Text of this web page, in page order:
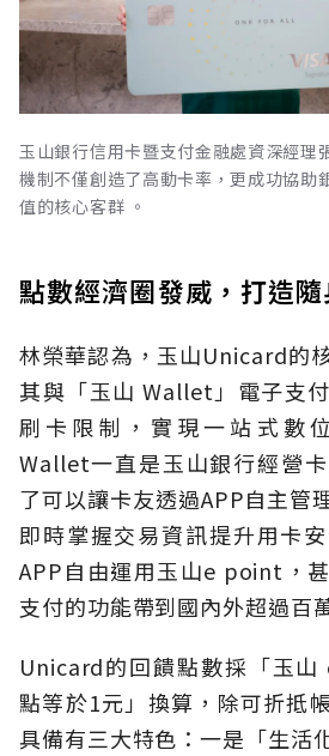
玉山銀行信用卡暨支付金融處資深經理
機制不僅創造了高動卡率，更成功協助
值的核心客群 。
點數經濟圈發威，打造
林榮華認為，玉山Unicard的
其與「玉山 Wallet」電子支
刷卡限制，實現一站式數
Wallet一直是玉山銀行經營
了可以讓卡友透過APP自主管
即時掌握交易資訊提升用卡
APP自由運用玉山e point，
支付的功能帶到國內外超過百
Unicard的回饋點數採「玉
點等於1元」換算，除可折抵
具備有三大特色：一是「生活